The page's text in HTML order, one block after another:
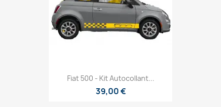
Fiat 500 - Kit Autocollant...
39,00 €